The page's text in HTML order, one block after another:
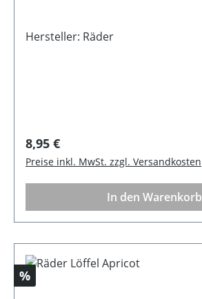
Hersteller: Räder
Regulärer Preis:
8,95 €
Preise inkl. MwSt. zzgl. Versandkosten
In den Warenkorb
Rabatt
%